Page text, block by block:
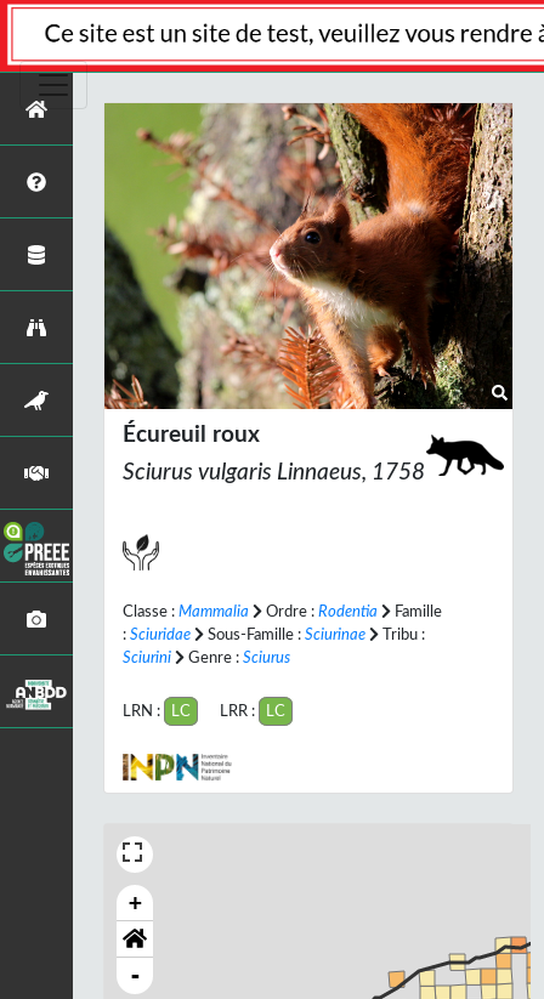
Écureuil roux
Sciurus vulgaris Linnaeus, 1758
Classe : Mammalia Ordre : Rodentia
Famille
: Sciuridae Sous-Famille : Sciurinae
Tribu :
Sciurini
Genre : Sciurus
LRN : LC LRR : LC
+
-